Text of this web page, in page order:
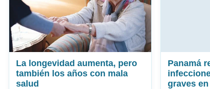
La longevidad aumenta, pero
también los años con mala
salud
Panamá
graves